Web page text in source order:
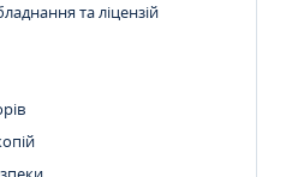
та ліцензій